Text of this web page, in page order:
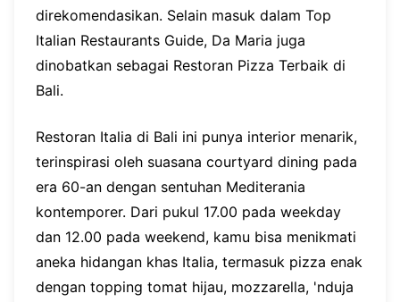
direkomendasikan. Selain masuk dalam Top
Italian Restaurants Guide, Da Maria juga
dinobatkan sebagai Restoran Pizza Terbaik di
Bali.
Restoran Italia di Bali ini punya interior menarik,
terinspirasi oleh suasana courtyard dining pada
era 60-an dengan sentuhan Mediterania
kontemporer. Dari pukul 17.00 pada weekday
dan 12.00 pada weekend, kamu bisa menikmati
aneka hidangan khas Italia, termasuk pizza enak
dengan topping tomat hijau, mozzarella, 'nduja